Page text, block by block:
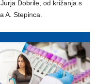
Dobrile, od križanja s
A. Stepinca.